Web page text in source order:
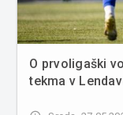
O prvoligaški
tekma v